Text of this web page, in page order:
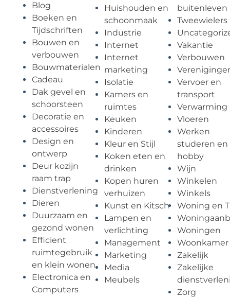
Blog
Boeken en
Tijdschriften
Bouwen en
verbouwen
Bouwmaterialen
Cadeau
Dak gevel en
schoorsteen
Decoratie en
accessoires
Design en
ontwerp
Deur kozijn
raam trap
Dienstverlening
Dieren
Duurzaam en
gezond wonen
Efficient
ruimtegebruik
en klein wonen
Electronica en
Computers
Huishouden en
schoonmaak
Industrie
Internet
Internet
marketing
Isolatie
Kamers en
ruimtes
Keuken
Kinderen
Kleur en Stijl
Koken eten en
drinken
Kopen huren
verhuizen
Kunst en Kitsch
Lampen en
verlichting
Management
Marketing
Media
Meubels
buitenleven
Tweewielers
Vakantie
Verbouwen
Vervoer en
transport
Verwarming
Vloeren
Werken
studeren en
hobby
Wijn
Winkelen
Winkels
Woning en
Woningen
Woonkamer
Zakelijk
Zakelijke
Zorg